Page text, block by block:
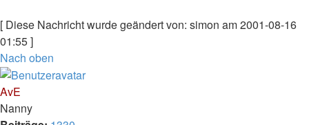
[ Diese Nachricht wurde geändert von: simon am 2001-08-16
01:55 ]
Nach oben
AvE
Nanny